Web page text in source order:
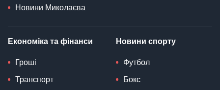
Новини Миколаєва
Економіка та фінанси
Гроші
Транспорт
Новини спорту
Футбол
Бокс